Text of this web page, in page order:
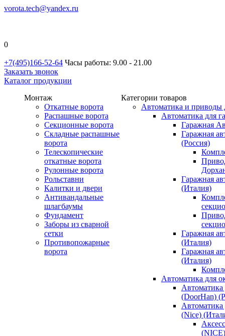
vorota.tech@yandex.ru
0
+7(495)166-52-64 Часы работы: 9.00 - 21.00
Заказать звонок
Каталог продукции
Монтаж
Откатные ворота
Распашные ворота
Секционные ворота
Складные распашные
ворота
Телескопические
откатные ворота
Рулонные ворота
Рольставни
Калитки и двери
Антивандальные
шлагбаумы
Фундамент
Заборы из сварной
сетки
Противопожарные
ворота
Категории товаров
Автоматика и приводы
Автоматика для
Гаражная
Гаражная
(Россия)
Гаражная
(Италия)
Гаражная
(Италия)
Гаражная
(Италия)
Автоматика для
Автоматика
(DoorHan)
Автоматика
(Nice)
(NICE)